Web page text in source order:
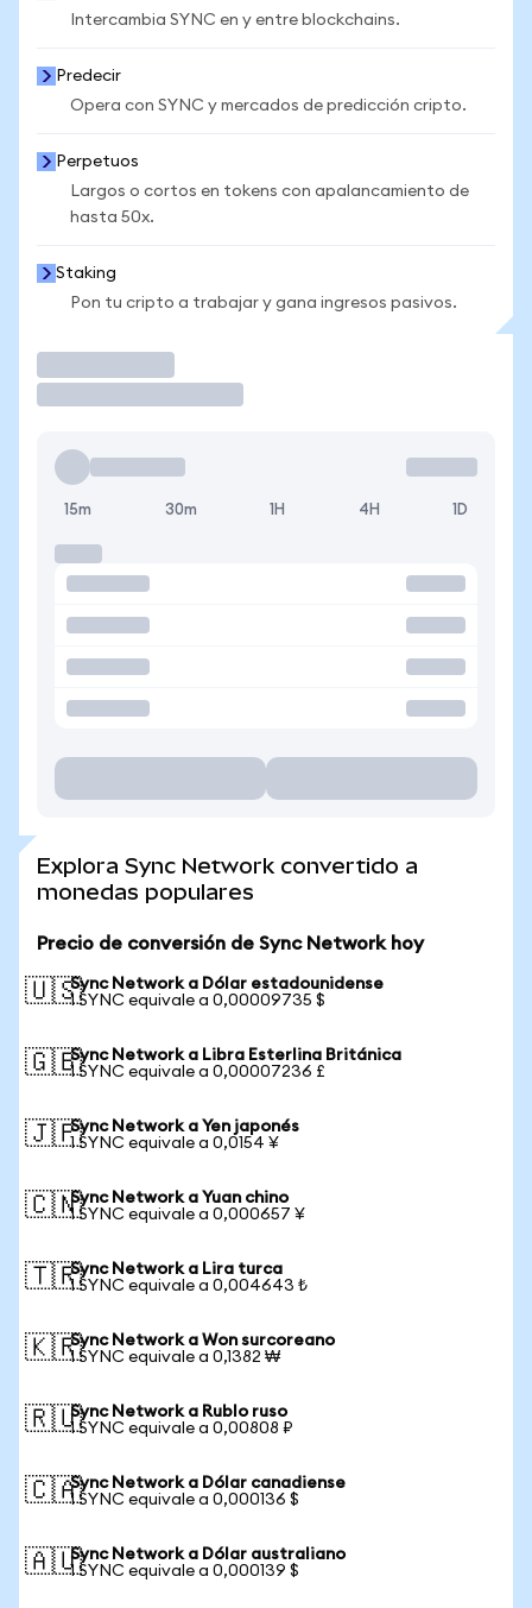
Intercambia SYNC en y entre blockchains.
Predecir
Opera con SYNC y mercados de predicción cripto.
Perpetuos
Largos o cortos en tokens con apalancamiento de
hasta 50x.
Staking
Pon tu cripto a trabajar y gana ingresos pasivos.
15m 30m 1H 4H 1D
Explora Sync Network convertido a
monedas populares
Precio de conversión de Sync Network hoy
🇺🇸Sync Network a Dólar estadounidense
1 SYNC equivale a 0,00009735 $
🇬🇧Sync Network a Libra Esterlina Británica
1 SYNC equivale a 0,00007236 £
🇯🇵Sync Network a Yen japonés
1 SYNC equivale a 0,0154 ¥
🇨🇳Sync Network a Yuan chino
1 SYNC equivale a 0,000657 ¥
🇹🇷Sync Network a Lira turca
1 SYNC equivale a 0,004643 ₺
🇰🇷Sync Network a Won surcoreano
1 SYNC equivale a 0,1382 ₩
🇷🇺Sync Network a Rublo ruso
1 SYNC equivale a 0,00808 ₽
🇨🇦Sync Network a Dólar canadiense
1 SYNC equivale a 0,000136 $
🇦🇺Sync Network a Dólar australiano
1 SYNC equivale a 0,000139 $